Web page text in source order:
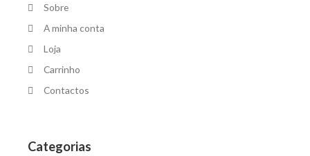
Sobre
A minha conta
Loja
Carrinho
Contactos
Categorias